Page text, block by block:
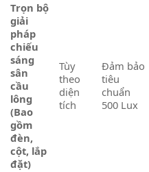
Trọn bộ
giải
pháp
chiếu
sáng
sân
cầu
lông
(Bao
gồm
đèn,
cột, lắp
đặt)
Tùy
theo
diện
tích
Đảm bảo
tiêu
chuẩn
500 Lux